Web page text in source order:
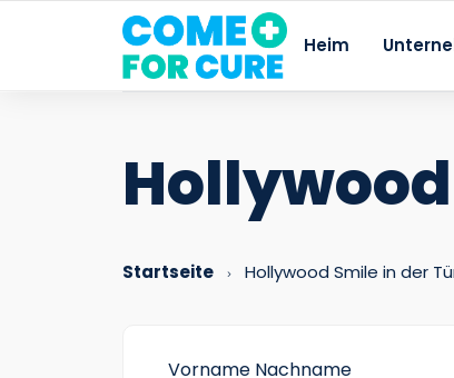
Heim
Startseite Hollywood Smile in der